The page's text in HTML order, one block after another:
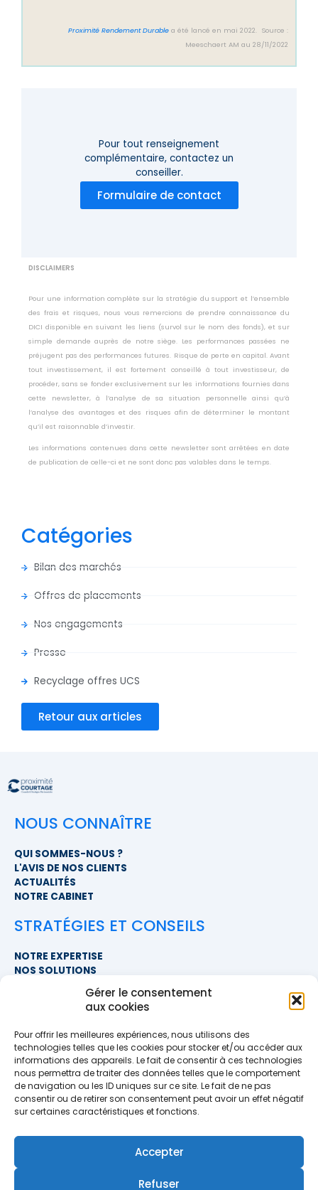
Gérer le consentement
aux cookies
Pour offrir les meilleures expériences, nous utilisons des
technologies telles que les cookies pour stocker et/ou accéder aux
informations des appareils. Le fait de consentir à ces technologies
nous permettra de traiter des données telles que le comportement
de navigation ou les ID uniques sur ce site. Le fait de ne pas
consentir ou de retirer son consentement peut avoir un effet négatif
sur certaines caractéristiques et fonctions.
Accepter
Refuser
Proximité Rendement Durable a été lancé en mai 2022. Source :
Meeschaert AM au 28/11/2022
Pour tout renseignement
complémentaire, contactez un
conseiller.
Formulaire de contact
DISCLAIMERS
Pour une information complète sur la stratégie du support et l’ensemble
des frais et risques, nous vous remercions de prendre connaissance du
DICI disponible en suivant les liens (survol sur le nom des fonds), et sur
simple demande auprès de notre siège. Les performances passées ne
préjugent pas des performances futures. Risque de perte en capital. Avant
tout investissement, il est fortement conseillé à tout investisseur, de
procéder, sans se fonder exclusivement sur les informations fournies dans
cette newsletter, à l’analyse de sa situation personnelle ainsi qu’à
l’analyse des avantages et des risques afin de déterminer le montant
qu’il est raisonnable d’investir.
Les informations contenues dans cette newsletter sont arrêtées en date
de publication de celle-ci et ne sont donc pas valables dans le temps.
Catégories
Bilan des marchés
Offres de placements
Nos engagements
Presse
Recyclage offres UCS
Retour aux articles
NOUS CONNAÎTRE
QUI SOMMES-NOUS ?
L'AVIS DE NOS CLIENTS
ACTUALITÉS
NOTRE CABINET
STRATÉGIES ET CONSEILS
NOTRE EXPERTISE
NOS SOLUTIONS
NOUS CONTACTER
SIÈGE SOCIAL
PROXIMITÉ COURTAGE
678 BOULEVARD DES HUNAUDIÈRES
72230 RUAUDIN
TÉLÉPHONE >> AFFICHER LE NUMÉRO <<
EMAIL
contact@proximite-courtage.fr
Formulaire de contact